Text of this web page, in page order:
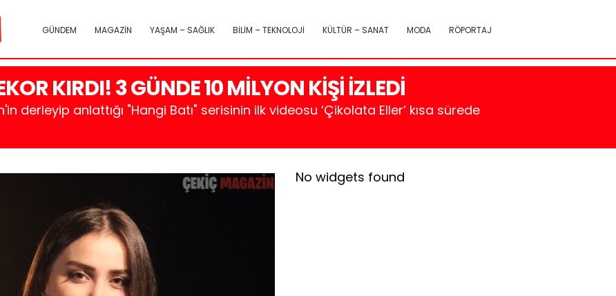
GÜNDEM MAGAZİN YAŞAM – SAĞLIK BİLİM – TEKNOLOJİ KÜLTÜR – SANAT MODA RÖPORTAJ
KIRDI! 3 GÜNDE 10 MİLYON KİŞİ İZLEDİ
derleyip anlattığı "Hangi Batı" serisinin ilk videosu ‘Çikolata Eller’ kısa sürede
No widgets found